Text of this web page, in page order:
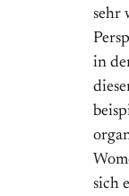
sehr
in
sich